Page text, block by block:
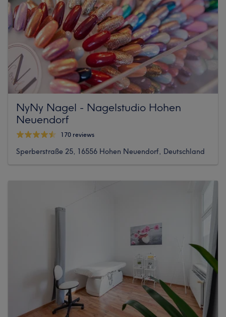
NyNy Nagel - Nagelstudio Hohen
Neuendorf
170 reviews
Sperberstraße 25, 16556 Hohen Neuendorf, Deutschland